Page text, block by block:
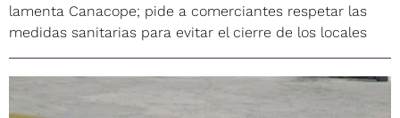
lamenta Canacope; pide a comerciantes respetar las
medidas sanitarias para evitar el cierre de los locales